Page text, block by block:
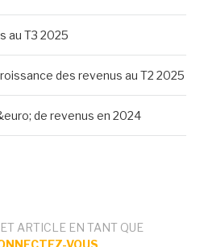
au T3 2025
des revenus au T2 2025
de revenus en 2024
ARTICLE EN TANT QUE
VOUS